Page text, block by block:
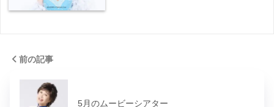
前の記事
5月のムービーシアター